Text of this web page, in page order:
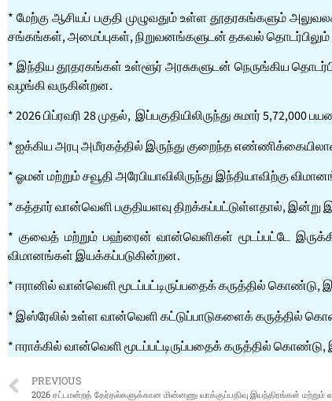
* மேற்கு ஆசியப் பகுதி முழுவதும் உள்ள தூதரகங்களும்
சங்கங்கள், அமைப்புகள், நிறுவனங்களுடன் தகவல் தொடர்பிலும்
* இந்திய தூதரகங்கள் உள்ளூர் அரசுகளுடன் நெருங்கிய
வழங்கி வருகின்றன.
* 2026 பிப்ரவரி 28 முதல், இப்பகுதியிலிருந்து சுமார் 5,72,000
* ஐக்கிய அரபு அமீரகத்தில் இருந்து குறைந்த
* ஓமன் மற்றும் சவூதி அரேபியாவிலிருந்து இந்தியாவிற்கு
* கத்தார் வான்வெளி பகுதியளவு திறக்கப்பட்டுள்ளதால், இன்று
* குவைத் மற்றும் பஹ்ரைன் வான்வெளிகள் மூடப்பட்டே
விமானங்கள் இயக்கப்படுகின்றன.
* ஈரானில் வான்வெளி மூடப்பட்டிருப்பதைக் கருத்தில்
* இஸ்ரேலில் உள்ள வான்வெளி கட்டுப்பாடுகளைக் கருத்தில்
* ஈராக்கில் வான்வெளி மூடப்பட்டிருப்பதைக் கருத்தில்
PREVIOUS